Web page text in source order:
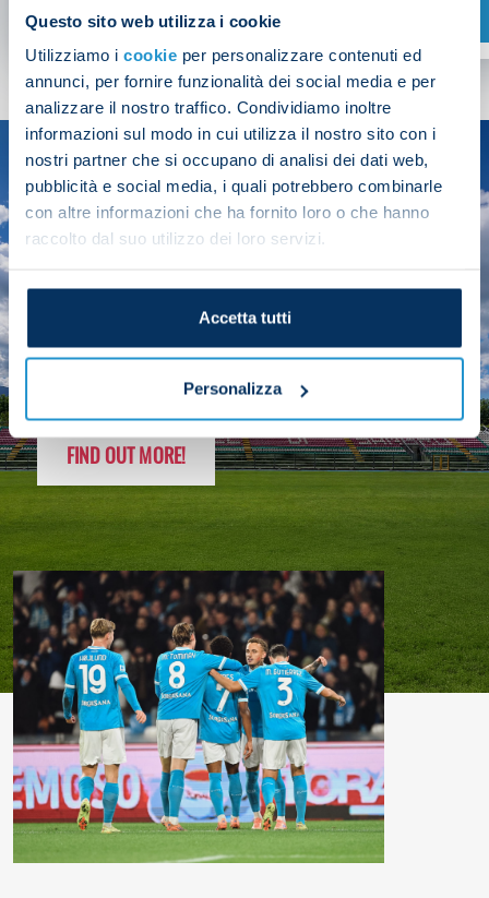
Questo sito web utilizza i cookie
Utilizziamo i cookie per personalizzare contenuti ed
annunci, per fornire funzionalità dei social media e per
analizzare il nostro traffico. Condividiamo inoltre
informazioni sul modo in cui utilizza il nostro sito con i
nostri partner che si occupano di analisi dei dati web,
pubblicità e social media, i quali potrebbero combinarle
con altre informazioni che ha fornito loro o che hanno
raccolto dal suo utilizzo dei loro servizi.
Accetta tutti
Personalizza
SHOP NOW
SEASON
2025/26
FOLLOW THE CHAMPS' JOURNEY
FIND OUT MORE!